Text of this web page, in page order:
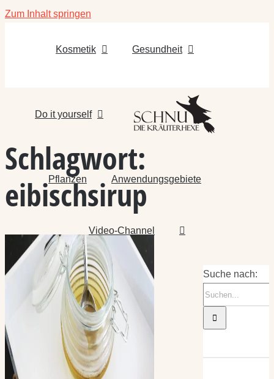
Zum Inhalt springen
Kosmetik Gesundheit
Do it yourself
Pflanzen Anwendungsgebiete
Video-Channel
Schlagwort:
eibischsirup
Suche nach: